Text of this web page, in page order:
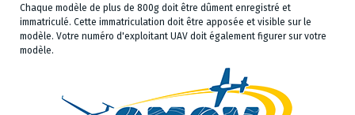
Chaque modèle de plus de 800g doit être dûment enregistré et
immatriculé. Cette immatriculation doit être apposée et visible sur le
modèle. Votre numéro d'exploitant UAV doit également figurer sur votre
modèle.